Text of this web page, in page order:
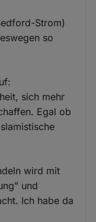
Strom)
so
sich mehr
Egal ob
wird mit
und
Ich habe da